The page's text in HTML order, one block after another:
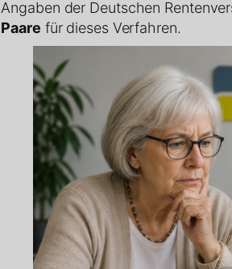
Angaben der Deutschen
Paare für dieses Verfahren.